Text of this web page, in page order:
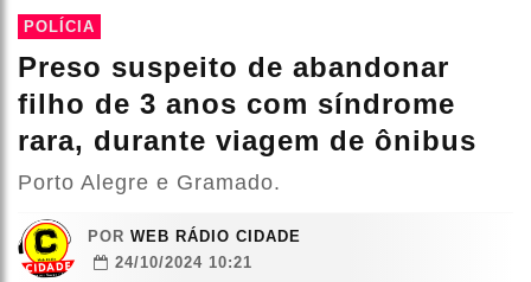
POLÍCIA
Preso suspeito de abandonar
filho de 3 anos com síndrome
rara, durante viagem de ônibus
Porto Alegre e Gramado.
POR WEB RÁDIO CIDADE
24/10/2024 10:21